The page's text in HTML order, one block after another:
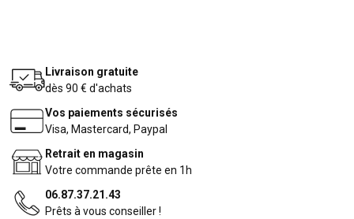
Livraison gratuite
dès 90 € d'achats
Vos paiements sécurisés
Visa, Mastercard, Paypal
Retrait en magasin
Votre commande prête en 1h
06.87.37.21.43
Prêts à vous conseiller !